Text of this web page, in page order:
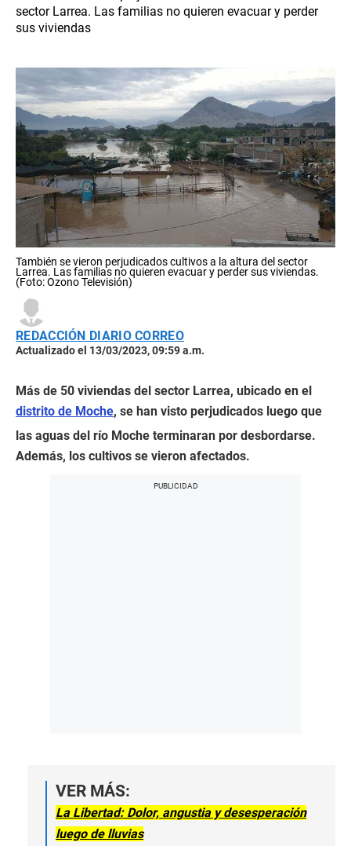
sector Larrea. Las familias no quieren evacuar y perder
sus viviendas
También se vieron perjudicados cultivos a la altura del sector
Larrea. Las familias no quieren evacuar y perder sus viviendas.
(Foto: Ozono Televisión)
REDACCIÓN DIARIO CORREO
Actualizado el 13/03/2023, 09:59 a.m.
Más de 50 viviendas del sector Larrea, ubicado en el
distrito de Moche, se han visto perjudicados luego que
las aguas del río Moche terminaran por desbordarse.
Además, los cultivos se vieron afectados.
VER MÁS:
La Libertad: Dolor, angustia y desesperación
luego de lluvias